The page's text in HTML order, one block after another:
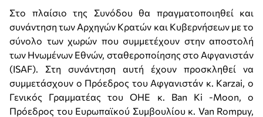
Στο πλαίσιο της Συνόδου θα πραγματοποιηθεί και
συνάντηση των Αρχηγών Κρατών και Κυβερνήσεων με το
σύνολο των χωρών που συμμετέχουν στην αποστολή
των Ηνωμένων Εθνών, σταθεροποίησης στο Αφγανιστάν
(ISAF). Στη συνάντηση αυτή έχουν προσκληθεί να
συμμετάσχουν ο Πρόεδρος του Αφγανιστάν κ. Karzai, ο
Γενικός Γραμματέας του ΟΗΕ κ. Ban Ki -Moon, ο
Πρόεδρος του Ευρωπαϊκού Συμβουλίου κ. Van Rompuy,